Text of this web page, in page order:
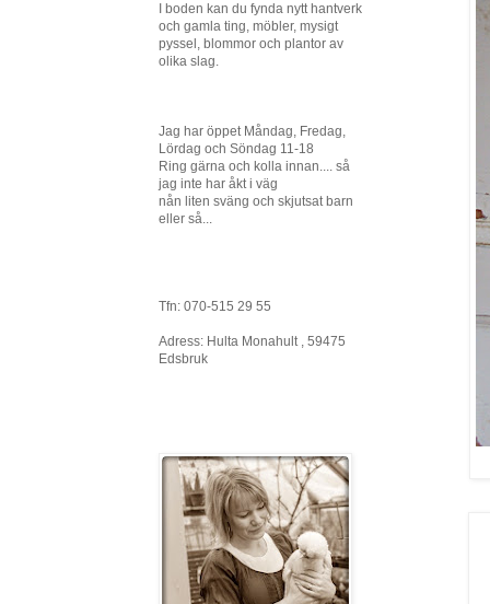
I boden kan du fynda nytt hantverk
och gamla ting, möbler, mysigt
pyssel, blommor och plantor av
olika slag.
Jag har öppet Måndag, Fredag,
Lördag och Söndag 11-18
Ring gärna och kolla innan.... så
jag inte har åkt i väg
nån liten sväng och skjutsat barn
eller så...
Tfn: 070-515 29 55
Adress: Hulta Monahult , 59475
Edsbruk